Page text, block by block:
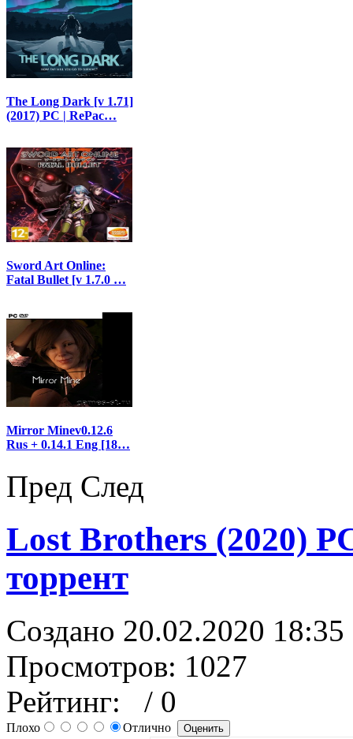
The Long Dark [v 1.71]
(2017) PC | RePac…
Sword Art Online:
Fatal Bullet [v 1.7.0 …
Mirror Minev0.12.6
Rus + 0.14.1 Eng [18…
Пред След
Lost Brothers (2020)
торрент
Создано 20.02.2020 18:35
Просмотров: 1027
Рейтинг:
/ 0
Плохо Отлично